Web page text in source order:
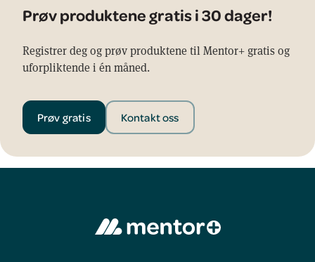
Prøv produktene gratis i 30 dager!
Registrer deg og prøv produktene til Mentor+ gratis og
uforpliktende i én måned.
Prøv gratis Kontakt oss